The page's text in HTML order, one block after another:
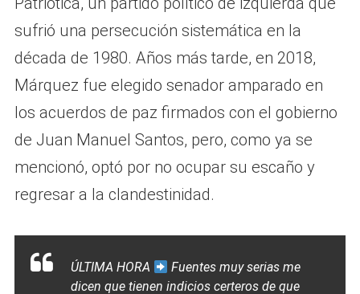
sufrió una persecución sistemática en la
década de 1980. Años más tarde, en 2018,
Márquez fue elegido senador amparado en
los acuerdos de paz firmados con el gobierno
de Juan Manuel Santos, pero, como ya se
mencionó, optó por no ocupar su escaño y
regresar a la clandestinidad.
ÚLTIMA HORA
Fuentes muy serias me
dicen que tienen indicios certeros de que